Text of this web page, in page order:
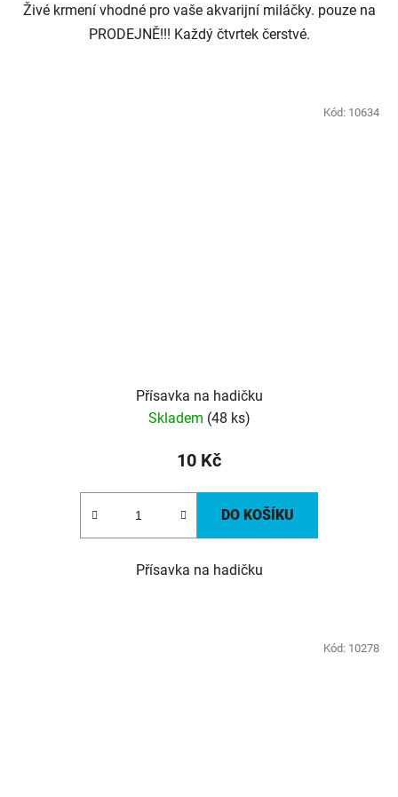
Živé krmení vhodné pro vaše akvarijní miláčky. pouze na
PRODEJNĚ!!! Každý čtvrtek čerstvé.
Přísavka na hadičku
Skladem (48 ks)
10 Kč
DO KOŠÍKU
Přísavka na hadičku
Kód: 10634
Kód: 10278